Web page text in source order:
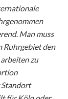
Man muss
Ruhrgebiet den
zu